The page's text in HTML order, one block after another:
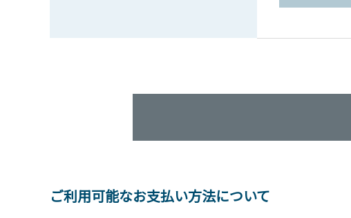
ご利用可能なお支払い方法について